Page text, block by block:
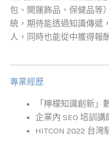
包、開運飾品、保健品等
統，期待能透過知識傳遞
人，同時也能從中獲得報
專業經歷
「檸檬知識創新」
企業內 SEO 培訓講
HITCON 2022 台